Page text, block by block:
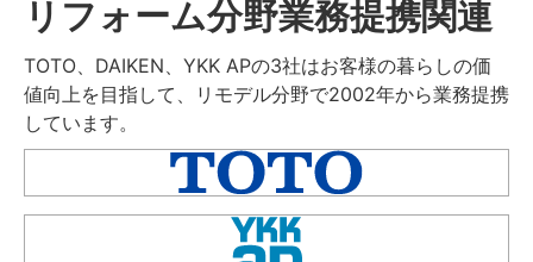
リフォーム分野業務提携関連
TOTO、DAIKEN、YKK APの3社はお客様の暮らしの価
値向上を目指して、リモデル分野で2002年から業務提携
しています。